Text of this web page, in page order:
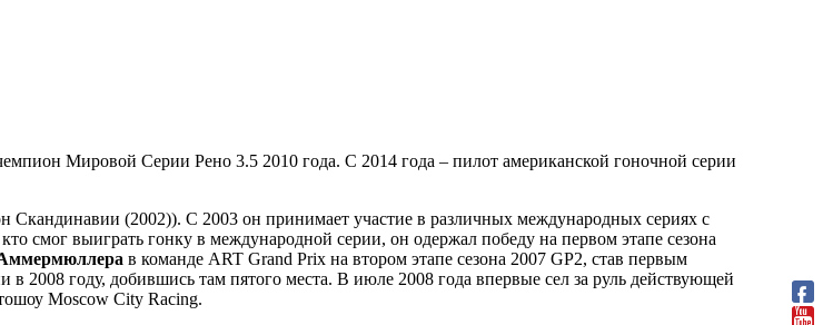
Мировой Серии Рено 3.5 2010 года. С 2014 года – пилот американской гоночной серии
(2002)). С 2003 он принимает участие в различных международных сериях с
смог выиграть гонку в международной серии, он одержал победу на первом этапе сезона
в команде ART Grand Prix на втором этапе сезона 2007 GP2, став первым
2008 году, добившись там пятого места. В июле 2008 года впервые сел за руль действующей
Moscow City Racing.